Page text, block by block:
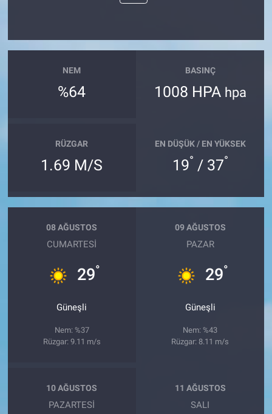
NEM
%64
BASINÇ
1008 HPA hpa
RÜZGAR
1.69 M/S
EN DÜŞÜK / EN YÜKSEK
19° / 37°
08 AĞUSTOS
CUMARTESI
29°
Güneşli
Nem: %37
Rüzgar: 9.11 m/s
09 AĞUSTOS
PAZAR
29°
Güneşli
Nem: %43
Rüzgar: 8.11 m/s
10 AĞUSTOS
PAZARTESI
11 AĞUSTOS
SALI